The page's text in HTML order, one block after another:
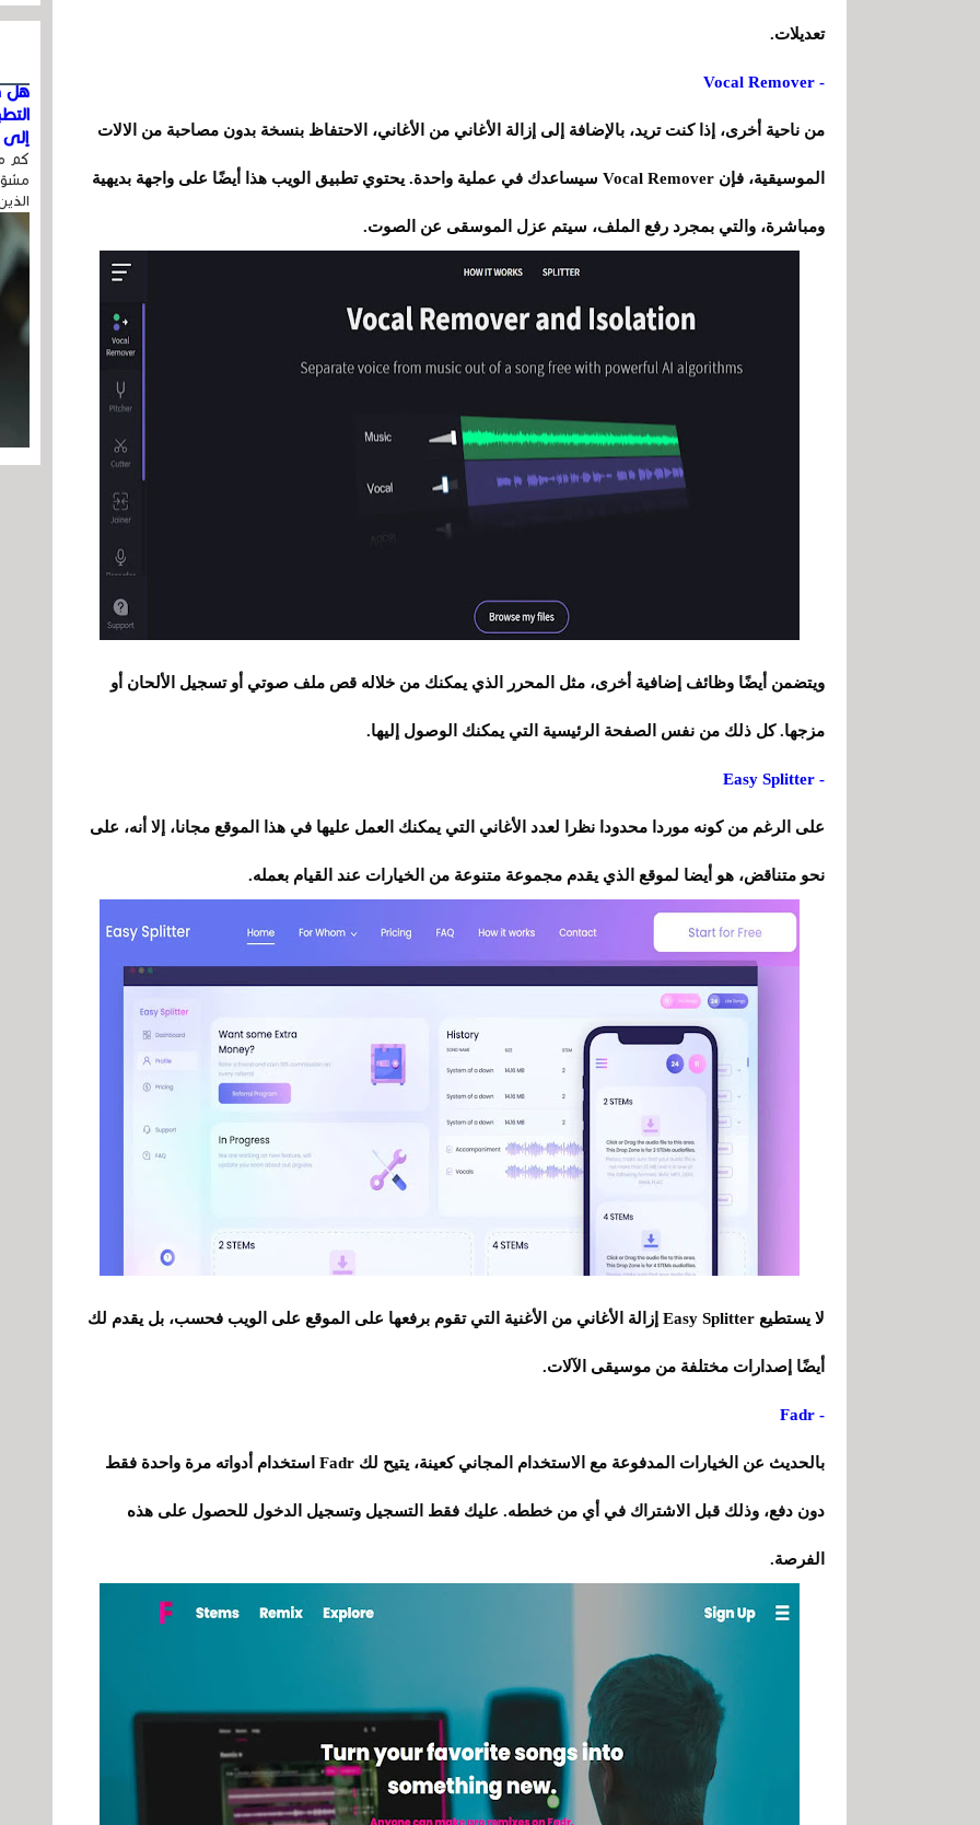
تعديلات.
- Vocal Remover
من ناحية أخرى، إذا كنت تريد، بالإضافة إلى إزالة الأغاني من الأغاني، الاحتفاظ بنسخة بدون مصاحبة من الالات
الموسيقية، فإن Vocal Remover سيساعدك في عملية واحدة. يحتوي تطبيق الويب هذا أيضًا على واجهة بديهية
ومباشرة، والتي بمجرد رفع الملف، سيتم عزل الموسقى عن الصوت.
ويتضمن أيضًا وظائف إضافية أخرى، مثل المحرر الذي يمكنك من خلاله قص ملف صوتي أو تسجيل الألحان أو
مزجها. كل ذلك من نفس الصفحة الرئيسية التي يمكنك الوصول إليها.
- Easy Splitter
على الرغم من كونه موردا محدودا نظرا لعدد الأغاني التي يمكنك العمل عليها في هذا الموقع مجانا، إلا أنه، على
نحو متناقض، هو أيضا لموقع الذي يقدم مجموعة متنوعة من الخيارات عند القيام بعمله.
لا يستطيع Easy Splitter إزالة الأغاني من الأغنية التي تقوم برفعها على الموقع على الويب فحسب، بل يقدم لك
أيضًا إصدارات مختلفة من موسيقى الآلات.
- Fadr
بالحديث عن الخيارات المدفوعة مع الاستخدام المجاني كعينة، يتيح لك Fadr استخدام أدواته مرة واحدة فقط
دون دفع، وذلك قبل الاشتراك في أي من خططه. عليك فقط التسجيل وتسجيل الدخول للحصول على هذه
الفرصة.
هل
إلى
كم